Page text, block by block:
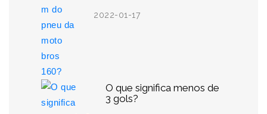
2022-01-17
O que significa menos de
3 gols?